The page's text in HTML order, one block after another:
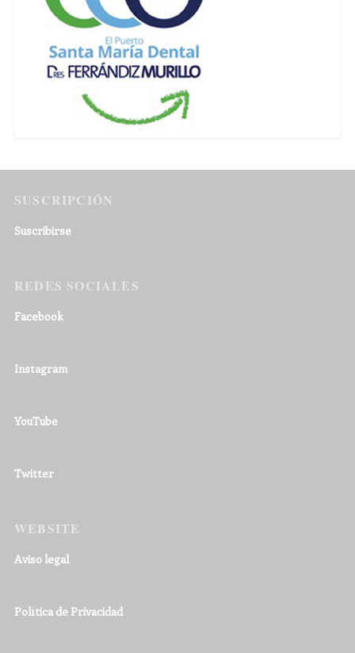
SUSCRIPCIÓN
Suscribirse
REDES SOCIALES
Facebook
Instagram
YouTube
Twitter
WEBSITE
Aviso legal
Política de Privacidad